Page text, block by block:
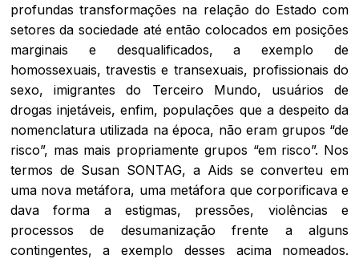
profundas transformações na relação do Estado com
setores da sociedade até então colocados em posições
marginais e desqualificados, a exemplo de
homossexuais, travestis e transexuais, profissionais do
sexo, imigrantes do Terceiro Mundo, usuários de
drogas injetáveis, enfim, populações que a despeito da
nomenclatura utilizada na época, não eram grupos “de
risco”, mas mais propriamente grupos “em risco”. Nos
termos de Susan SONTAG, a Aids se converteu em
uma nova metáfora, uma metáfora que corporificava e
dava forma a estigmas, pressões, violências e
processos de desumanização frente a alguns
contingentes, a exemplo desses acima nomeados.